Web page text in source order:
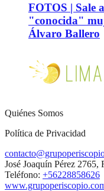
FOTOS | Sale
"conocida"
Álvaro Ballero
Quiénes Somos
Política de Privacidad
José Joaquín Pérez 2765,
Teléfono: +56228858626